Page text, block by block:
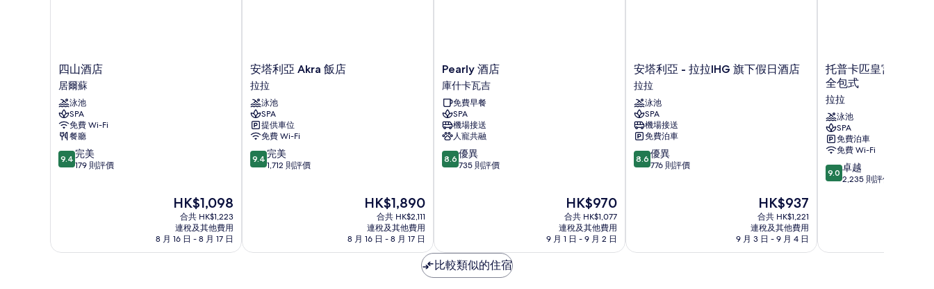
四
山
酒
店
居
爾
蘇
四山酒店
居爾蘇
泳池
SPA
免費 Wi-Fi
餐廳
9.4
分
美，
9.4 完美
179 則評價
現
售
HK$1,098
HK$1,098
合共 HK$1,223
連稅及其他費用
8 月 16 日 - 8 月 17 日
安
塔
利
亞
Akra
飯
店
拉
拉
安塔利亞 Akra 飯店
拉拉
泳池
SPA
提供車位
免費 Wi-Fi
9.4
分
美，
9.4 完美
1,712 則評價
現
HK$1,890
HK$1,890
合共 HK$2,111
連稅及其他費用
8 月 16 日 - 8 月 17 日
Pearly
酒
店
庫
什
卡
瓦
吉
Pearly 酒店
庫什卡瓦吉
免費早餐
SPA
機場接送
人寵共融
8.6
分
異，
735
則
8.6 優異
735 則評價
現
售
HK$970
HK$970
合共 HK$1,077
連稅及其他費用
9 月 1 日 - 9 月 2 日
安
塔
利
亞
-
拉
拉
IHG
旗
拉
安塔利亞 - 拉拉IHG 旗下假日酒店
拉拉
泳池
SPA
機場接送
免費泊車
8.6
分
異，
8.6 優異
776 則評價
現
售
HK$937
HK$937
合共 HK$1,221
連稅及其他費用
9 月 3 日 - 9 月 4 日
托
普
卡
匹
皇
宮
斯
旺
多
酒
-
托普卡匹皇宮斯旺多
全包式
拉拉
泳池
SPA
免費泊車
免費 Wi-Fi
9.0
分
卓
9.0 卓越
2,235 則評價
比較類似的住宿